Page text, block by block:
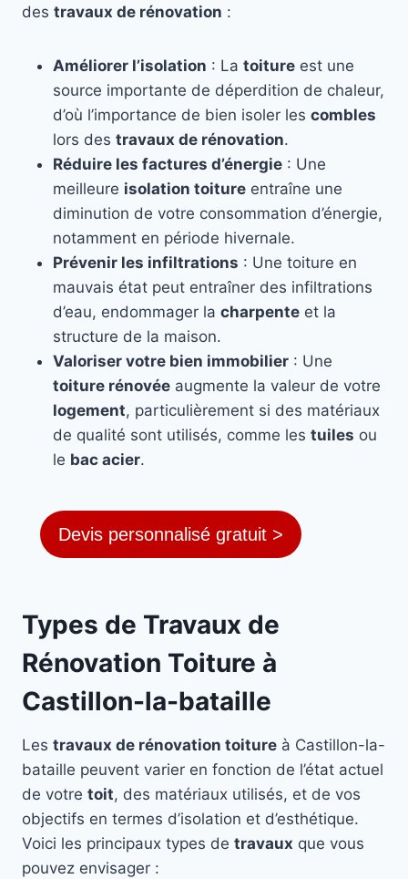
des travaux de rénovation :
Améliorer l’isolation : La toiture est une
source importante de déperdition de chaleur,
d’où l’importance de bien isoler les combles
lors des travaux de rénovation.
Réduire les factures d’énergie : Une
meilleure isolation toiture entraîne une
diminution de votre consommation d’énergie,
notamment en période hivernale.
Prévenir les infiltrations : Une toiture en
mauvais état peut entraîner des infiltrations
d’eau, endommager la charpente et la
structure de la maison.
Valoriser votre bien immobilier : Une
toiture rénovée augmente la valeur de votre
logement, particulièrement si des matériaux
de qualité sont utilisés, comme les tuiles ou
le bac acier.
Devis personnalisé gratuit >
Types de Travaux de
Rénovation Toiture à
Castillon-la-bataille
Les travaux de rénovation toiture à Castillon-la-
bataille peuvent varier en fonction de l’état actuel
de votre toit, des matériaux utilisés, et de vos
objectifs en termes d’isolation et d’esthétique.
Voici les principaux types de travaux que vous
pouvez envisager :